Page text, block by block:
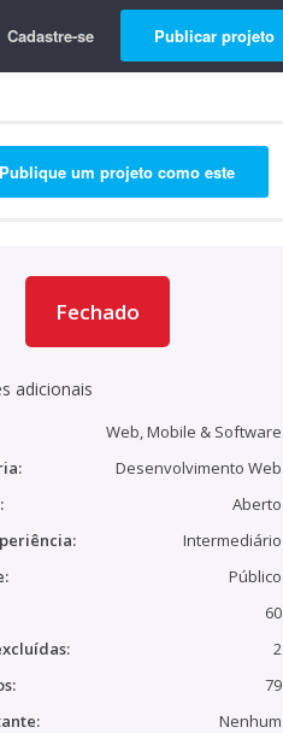
Cadastre-se Publicar projeto
Publique um projeto como este
Fechado
adicionais
Web, Mobile & Software
Desenvolvimento Web
Aberto
Intermediário
Público
60
2
79
Nenhum